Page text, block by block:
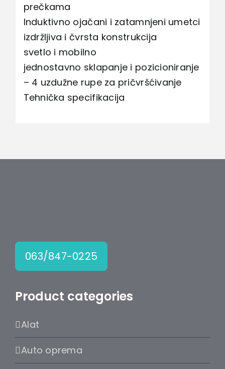
prečkama
Induktivno ojačani i zatamnjeni umetci
izdržljiva i čvrsta konstrukcija
svetlo i mobilno
jednostavno sklapanje i pozicioniranje
– 4 uzdužne rupe za pričvršćivanje
Tehnička specifikacija
063/847-0225
Product categories
Alat
Auto oprema